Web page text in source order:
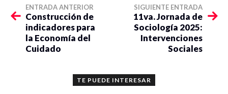
ENTRADA ANTERIOR
Construcción de
indicadores para
la Economía del
Cuidado
SIGUIENTE ENTRADA
11va. Jornada de
Sociología 2025:
Intervenciones
Sociales
TE PUEDE INTERESAR